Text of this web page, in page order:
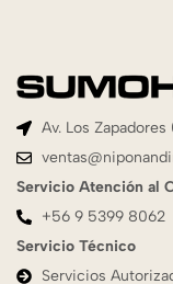
Av. Los
Servicio Atención al
+56 9 5399 8062
Servicio Técnico
Servicios